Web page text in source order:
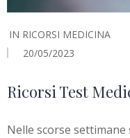
IN RICORSI MEDICINA
20/05/2023
Ricorsi Test
Nelle scorse settimane